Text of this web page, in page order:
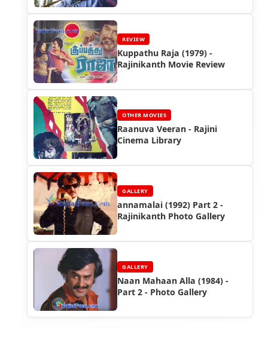
REVIEW
Kuppathu Raja (1979) -
Rajinikanth Movie Review
OTHER MOVIES
Raanuva Veeran - Rajini
Cinema Library
GALLERY
annamalai (1992) Part 2 -
Rajinikanth Photo Gallery
GALLERY
Naan Mahaan Alla (1984) -
Part 2 - Photo Gallery